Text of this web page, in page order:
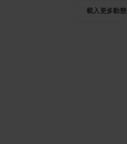
載入更多動態